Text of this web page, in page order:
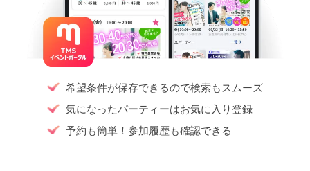
希望条件が保存できるので検索もスムーズ
気になったパーティーはお気に入り登録
予約も簡単！参加履歴も確認できる